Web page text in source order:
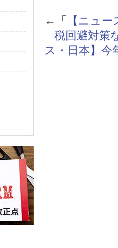
←「
【ニュ
税回避対策
ス・日本】